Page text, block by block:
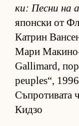
ки: Песни на
япон­ски от
Кат­рин
Мари
Gallimard,
peuples“,
Съпротивата
Кидзо